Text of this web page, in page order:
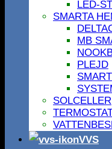
LED-
SMARTA
MB
PLEJD
SOLCELLER
VVS